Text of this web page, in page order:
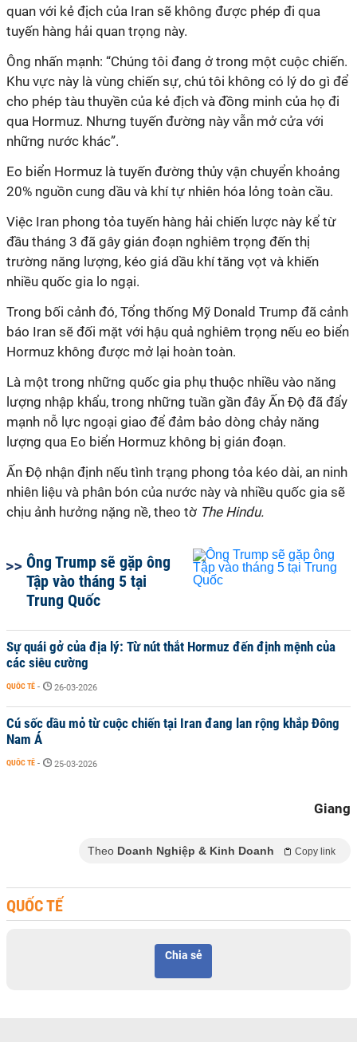
quan với kẻ địch của Iran sẽ không được phép đi qua
tuyến hàng hải quan trọng này.
Ông nhấn mạnh: “Chúng tôi đang ở trong một cuộc chiến.
Khu vực này là vùng chiến sự, chú tôi không có lý do gì để
cho phép tàu thuyền của kẻ địch và đồng minh của họ đi
qua Hormuz. Nhưng tuyến đường này vẫn mở cửa với
những nước khác”.
Eo biển Hormuz là tuyến đường thủy vận chuyển khoảng
20% nguồn cung dầu và khí tự nhiên hóa lỏng toàn cầu.
Việc Iran phong tỏa tuyến hàng hải chiến lược này kể từ
đầu tháng 3 đã gây gián đoạn nghiêm trọng đến thị
trường năng lượng, kéo giá dầu khí tăng vọt và khiến
nhiều quốc gia lo ngại.
Trong bối cảnh đó, Tổng thống Mỹ Donald Trump đã cảnh
báo Iran sẽ đối mặt với hậu quả nghiêm trọng nếu eo biển
Hormuz không được mở lại hoàn toàn.
Là một trong những quốc gia phụ thuộc nhiều vào năng
lượng nhập khẩu, trong những tuần gần đây Ấn Độ đã đẩy
mạnh nỗ lực ngoại giao để đảm bảo dòng chảy năng
lượng qua Eo biển Hormuz không bị gián đoạn.
Ấn Độ nhận định nếu tình trạng phong tỏa kéo dài, an ninh
nhiên liệu và phân bón của nước này và nhiều quốc gia sẽ
chịu ảnh hưởng nặng nề, theo tờ The Hindu.
Ông Trump sẽ gặp ông
Tập vào tháng 5 tại
Trung Quốc
Sự quái gở của địa lý: Từ nút thắt Hormuz đến định mệnh của
các siêu cường
QUỐC TẾ - 26-03-2026
Cú sốc dầu mỏ từ cuộc chiến tại Iran đang lan rộng khắp Đông
Nam Á
QUỐC TẾ - 25-03-2026
Giang
Theo Doanh Nghiệp & Kinh Doanh Copy link
QUỐC TẾ
Chia sẻ